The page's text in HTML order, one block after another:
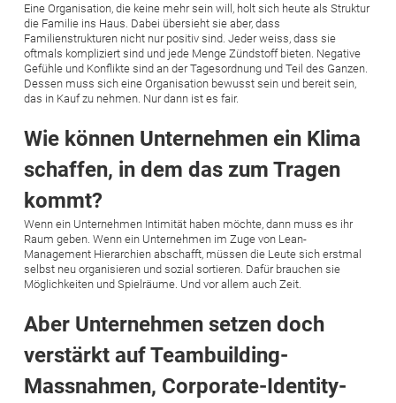
Eine Organisation, die keine mehr sein will, holt sich heute als Struktur
die Familie ins Haus. Dabei übersieht sie aber, dass
Familienstrukturen nicht nur positiv sind. Jeder weiss, dass sie
oftmals kompliziert sind und jede Menge Zündstoff bieten. Negative
Gefühle und Konflikte sind an der Tagesordnung und Teil des Ganzen.
Dessen muss sich eine Organisation bewusst sein und bereit sein,
das in Kauf zu nehmen. Nur dann ist es fair.
Wie können Unternehmen ein Klima
schaffen, in dem das zum Tragen
kommt?
Wenn ein Unternehmen Intimität haben möchte, dann muss es ihr
Raum geben. Wenn ein Unternehmen im Zuge von Lean-
Management Hierarchien abschafft, müssen die Leute sich erstmal
selbst neu organisieren und sozial sortieren. Dafür brauchen sie
Möglichkeiten und Spielräume. Und vor allem auch Zeit.
Aber Unternehmen setzen doch
verstärkt auf Teambuilding-
Massnahmen, Corporate-Identity-